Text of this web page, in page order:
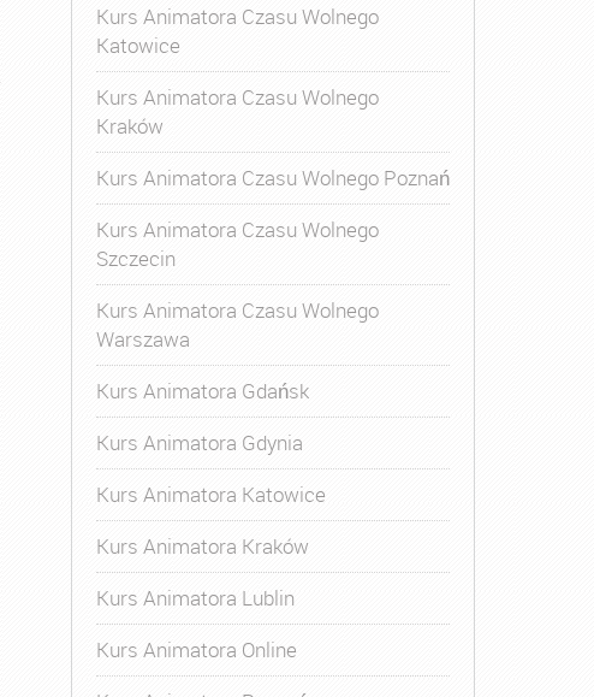
Kurs Animatora Czasu Wolnego,Kurs Animatora Czasu
Kurs Animatora Czasu Wolnego
Katowice
Kurs Animatora Czasu Wolnego
Kraków
Kurs Animatora Czasu Wolnego Poznań
Kurs Animatora Czasu Wolnego
Szczecin
Kurs Animatora Czasu Wolnego
Warszawa
Kurs Animatora Gdańsk
Kurs Animatora Gdynia
Kurs Animatora Katowice
Kurs Animatora Kraków
Kurs Animatora Lublin
Kurs Animatora Online